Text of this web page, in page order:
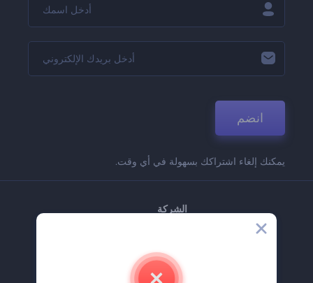
انضم
يمكنك إلغاء اشتراكك بسهولة في أي وقت.
الشركة
اتصل بنا
وظائف